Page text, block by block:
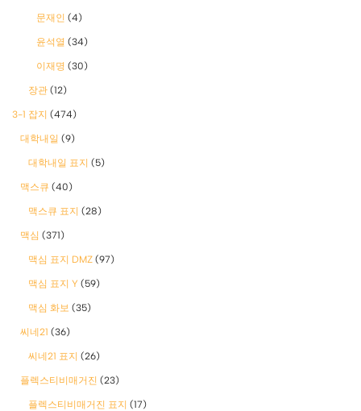
문재인 (4)
윤석열 (34)
이재명 (30)
장관 (12)
3-1 잡지 (474)
대학내일 (9)
대학내일 표지 (5)
맥스큐 (40)
맥스큐 표지 (28)
맥심 (371)
맥심 표지 DMZ (97)
맥심 표지 Y (59)
맥심 화보 (35)
씨네21 (36)
씨네21 표지 (26)
플렉스티비매거진 (23)
플렉스티비매거진 표지 (17)